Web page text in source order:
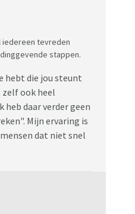
iedereen tevreden
stappen.
hebt die jou steunt
zelf ook heel
daar verder geen
Mijn ervaring is
dat niet snel